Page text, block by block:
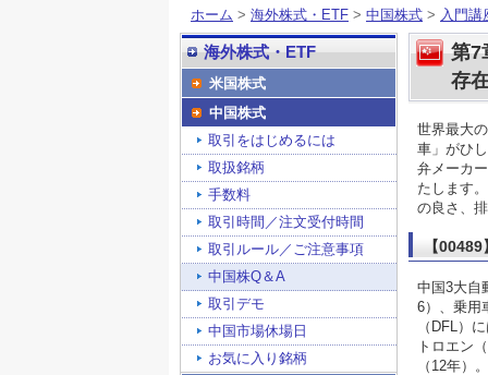
ホーム > 海外株式・ETF > 中国株式 > 入門講
第7
存
世界最大
車」がひ
弁メーカ
たします
の良さ、
【
中国3大自
6）、乗用
（DFL）
トロエン
（12年）
海外株式・ETF
米国株式
中国株式
取引をはじめるには
取扱銘柄
手数料
取引時間／注文受付時間
取引ルール／ご注意事項
中国株Q＆A
取引デモ
中国市場休場日
お気に入り銘柄